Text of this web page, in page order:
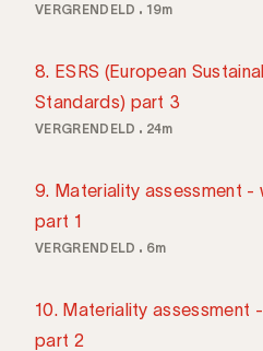
VERGRENDELD 19m
8. ESRS (European
Standards) part 3
VERGRENDELD 24m
9. Materiality assessment -
part 1
VERGRENDELD 6m
10. Materiality assessment
part 2